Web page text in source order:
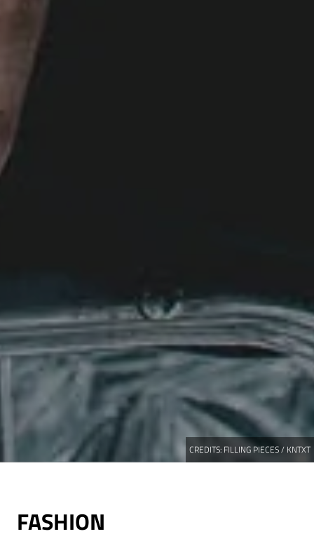
CREDITS: FILLING PIECES / KNTXT
FASHION